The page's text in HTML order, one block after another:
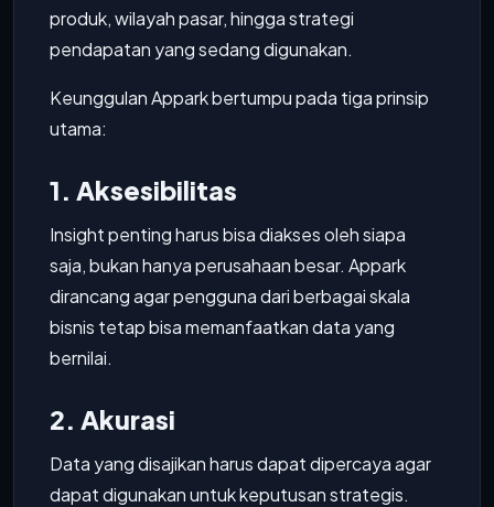
produk, wilayah pasar, hingga strategi
pendapatan yang sedang digunakan.
Keunggulan Appark bertumpu pada tiga prinsip
utama:
1. Aksesibilitas
Insight penting harus bisa diakses oleh siapa
saja, bukan hanya perusahaan besar. Appark
dirancang agar pengguna dari berbagai skala
bisnis tetap bisa memanfaatkan data yang
bernilai.
2. Akurasi
Data yang disajikan harus dapat dipercaya agar
dapat digunakan untuk keputusan strategis.